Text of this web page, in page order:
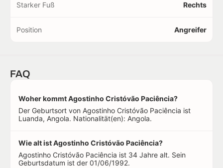
Starker Fuß Rechts
Position Angreifer
FAQ
Woher kommt Agostinho Cristóvão Paciência?
Der Geburtsort von Agostinho Cristóvão Paciência ist
Luanda, Angola. Nationalität(en): Angola.
Wie alt ist Agostinho Cristóvão Paciência?
Agostinho Cristóvão Paciência ist 34 Jahre alt. Sein
Geburtsdatum ist der 01/06/1992.